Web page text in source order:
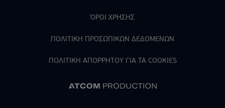
ΌΡΟΙ ΧΡΗΣΗΣ
ΠΟΛΙΤΙΚΗ ΠΡΟΣΩΠΙΚΩΝ ΔΕΔΟΜΕΝΩΝ
ΠΟΛΙΤΙΚΗ ΑΠΟΡPΗΤΟΥ ΓΙΑ ΤΑ COOKIES